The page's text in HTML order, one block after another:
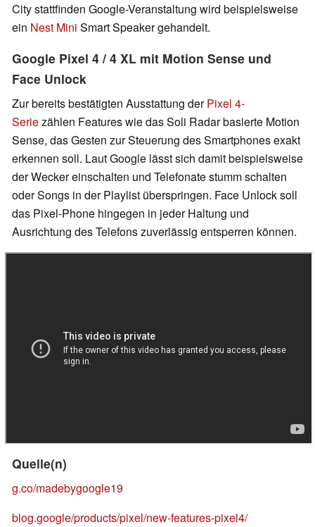
City stattfinden Google-Veranstaltung wird beispielsweise
ein Nest Mini Smart Speaker gehandelt.
Google Pixel 4 / 4 XL mit Motion Sense und
Face Unlock
Zur bereits bestätigten Ausstattung derPixel 4-
Seriezählen Features wie das Soli Radar basierte Motion
Sense, das Gesten zur Steuerung des Smartphones exakt
erkennen soll. Laut Google lässt sich damit beispielsweise
der Wecker einschalten und Telefonate stumm schalten
oder Songs in der Playlist überspringen. Face Unlock soll
das Pixel-Phone hingegen in jeder Haltung und
Ausrichtung des Telefons zuverlässig entsperren können.
Quelle(n)
g.co/madebygoogle19
blog.google/products/pixel/new-features-pixel4/